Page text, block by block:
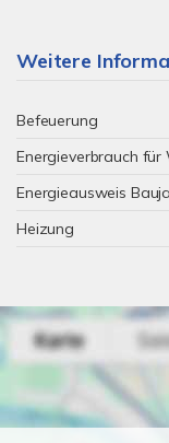
Weitere
Befeuerung
Energieverbrauch für
Energieausweis
Heizung